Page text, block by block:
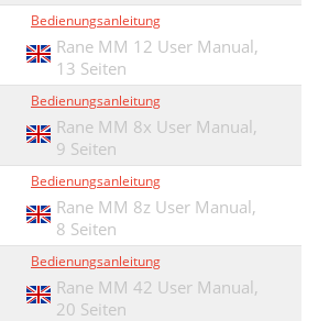
Bedienungsanleitung
Rane MM 12 User Manual,
13 Seiten
Bedienungsanleitung
Rane MM 8x User Manual,
9 Seiten
Bedienungsanleitung
Rane MM 8z User Manual,
8 Seiten
Bedienungsanleitung
Rane MM 42 User Manual,
20 Seiten